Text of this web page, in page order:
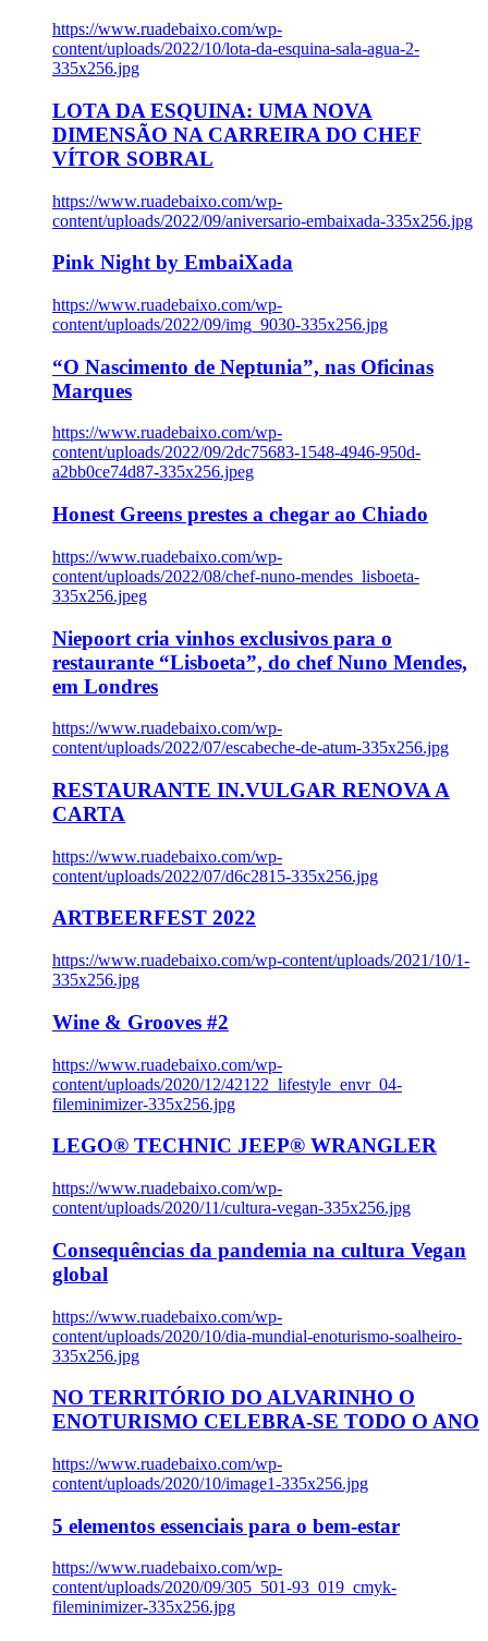
https://www.ruadebaixo.com/wp-
content/uploads/2022/10/lota-da-esquina-sala-agua-2-
335x256.jpg
LOTA DA ESQUINA: UMA NOVA
DIMENSÃO NA CARREIRA DO CHEF
VÍTOR SOBRAL
https://www.ruadebaixo.com/wp-
content/uploads/2022/09/aniversario-embaixada-335x256.jpg
Pink Night by EmbaiXada
https://www.ruadebaixo.com/wp-
content/uploads/2022/09/img_9030-335x256.jpg
“O Nascimento de Neptunia”, nas Oficinas
Marques
https://www.ruadebaixo.com/wp-
content/uploads/2022/09/2dc75683-1548-4946-950d-
a2bb0ce74d87-335x256.jpeg
Honest Greens prestes a chegar ao Chiado
https://www.ruadebaixo.com/wp-
content/uploads/2022/08/chef-nuno-mendes_lisboeta-
335x256.jpeg
Niepoort cria vinhos exclusivos para o
restaurante “Lisboeta”, do chef Nuno Mendes,
em Londres
https://www.ruadebaixo.com/wp-
content/uploads/2022/07/escabeche-de-atum-335x256.jpg
RESTAURANTE IN.VULGAR RENOVA A
CARTA
https://www.ruadebaixo.com/wp-
content/uploads/2022/07/d6c2815-335x256.jpg
ARTBEERFEST 2022
https://www.ruadebaixo.com/wp-content/uploads/2021/10/1-
335x256.jpg
Wine & Grooves #2
https://www.ruadebaixo.com/wp-
content/uploads/2020/12/42122_lifestyle_envr_04-
fileminimizer-335x256.jpg
LEGO® TECHNIC JEEP® WRANGLER
https://www.ruadebaixo.com/wp-
content/uploads/2020/11/cultura-vegan-335x256.jpg
Consequências da pandemia na cultura Vegan
global
https://www.ruadebaixo.com/wp-
content/uploads/2020/10/dia-mundial-enoturismo-soalheiro-
335x256.jpg
NO TERRITÓRIO DO ALVARINHO O
ENOTURISMO CELEBRA-SE TODO O ANO
https://www.ruadebaixo.com/wp-
content/uploads/2020/10/image1-335x256.jpg
5 elementos essenciais para o bem-estar
https://www.ruadebaixo.com/wp-
content/uploads/2020/09/305_501-93_019_cmyk-
fileminimizer-335x256.jpg